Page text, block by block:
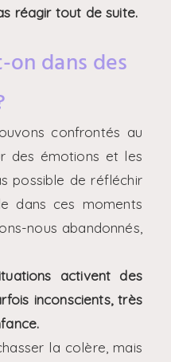
réagir tout de suite.
on dans des
confrontés au
des émotions et les
possible de réfléchir
dans ces moments
nous abandonnés,
activent des
inconscients, très
la colère, mais